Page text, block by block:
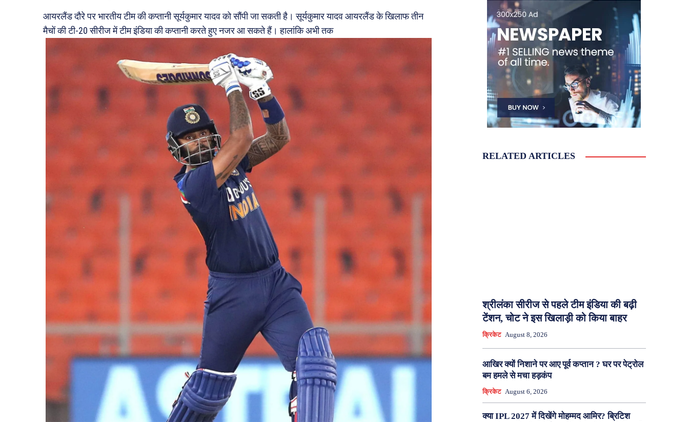
आयरलैंड दौरे पर भारतीय टीम की कप्तानी सूर्यकुमार यादव को सौंपी जा सकती है। सूर्यकुमार यादव आयरलैंड के खिलाफ तीन
मैचों की टी-20 सीरीज में टीम इंडिया की कप्तानी करते हुए नजर आ सकते हैं। हालांकि अभी तक
RELATED ARTICLES
श्रीलंका सीरीज से पहले टीम इंडिया की बढ़ी
टेंशन, चोट ने इस खिलाड़ी को किया बाहर
क्रिकेट August 8, 2026
आखिर क्यों निशाने पर आए पूर्व कप्तान ? घर पर पेट्रोल
बम हमले से मचा हड़कंप
क्रिकेट August 6, 2026
क्या IPL 2027 में दिखेंगे मोहम्मद आमिर? ब्रिटिश